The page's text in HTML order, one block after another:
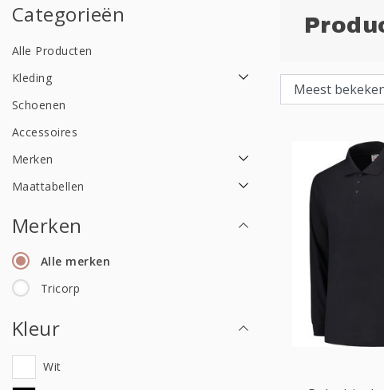
Categorieën
Alle Producten
Kleding
Schoenen
Accessoires
Merken
Maattabellen
Merken
Alle merken
Tricorp
Kleur
Wit